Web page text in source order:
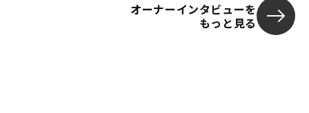
オーナーインタビューを
もっと見る